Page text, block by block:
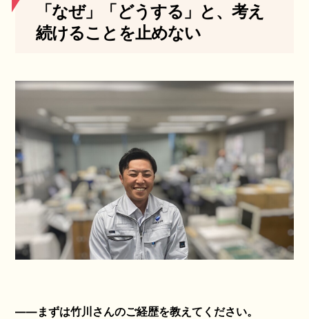
「なぜ」「どうする」と、考え
続けることを止めない
――まずは竹川さんのご経歴を教えてください。